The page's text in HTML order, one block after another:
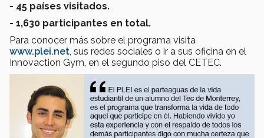
- 45 países visitados.
- 1,630 participantes en total.
Para conocer más sobre el programa visita
www.plei.net, sus redes sociales o ir a sus oficina en el
Innovaction Gym, en el segundo piso del CETEC.